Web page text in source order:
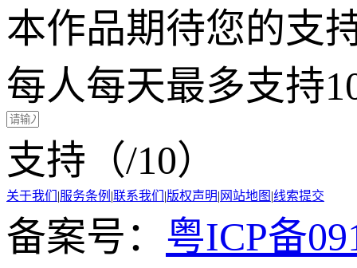
本作品期待您的支
每人每天最多支持
支持（/10）
关于我们 |服务条例 |联系我们 |版权声明| 网站地图 |线索提交
备案号： 粤ICP备